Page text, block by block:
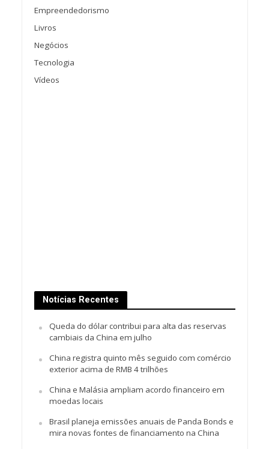
Empreendedorismo
Livros
Negócios
Tecnologia
Vídeos
Notícias Recentes
Queda do dólar contribui para alta das reservas
cambiais da China em julho
China registra quinto mês seguido com comércio
exterior acima de RMB 4 trilhões
China e Malásia ampliam acordo financeiro em
moedas locais
Brasil planeja emissões anuais de Panda Bonds e
mira novas fontes de financiamento na China